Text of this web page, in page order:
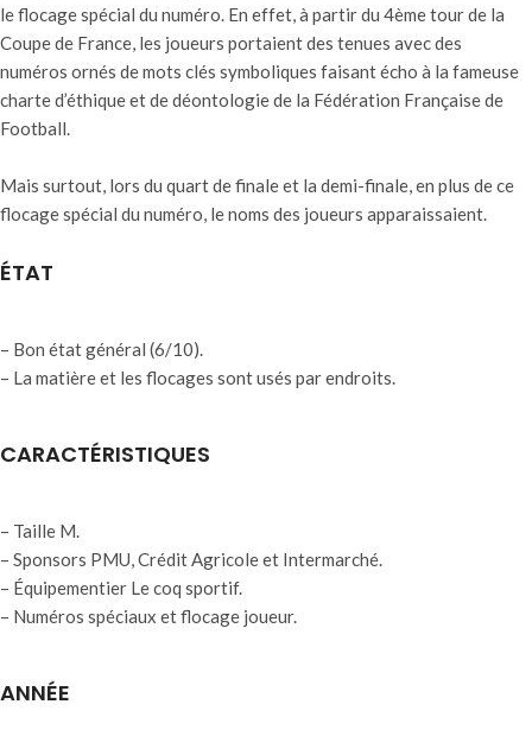
le flocage spécial du numéro. En effet, à partir du 4ème tour de la
Coupe de France, les joueurs portaient des tenues avec des
numéros ornés de mots clés symboliques faisant écho à la fameuse
charte d’éthique et de déontologie de la Fédération Française de
Football.
Mais surtout, lors du quart de finale et la demi-finale, en plus de ce
flocage spécial du numéro, le noms des joueurs apparaissaient.
ÉTAT
– Bon état général (6/10).
– La matière et les flocages sont usés par endroits.
CARACTÉRISTIQUES
– Taille M.
– Sponsors PMU, Crédit Agricole et Intermarché.
– Équipementier Le coq sportif.
– Numéros spéciaux et flocage joueur.
ANNÉE